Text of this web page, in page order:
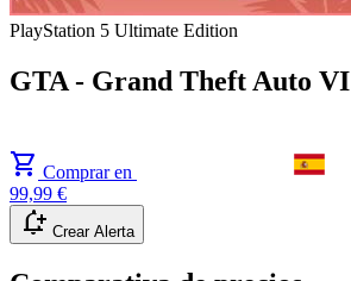
PlayStation 5 Ultimate Edition
GTA - Grand Theft Auto VI
shopping_cart Comprar en
99,99 €
notification_add Crear Alerta